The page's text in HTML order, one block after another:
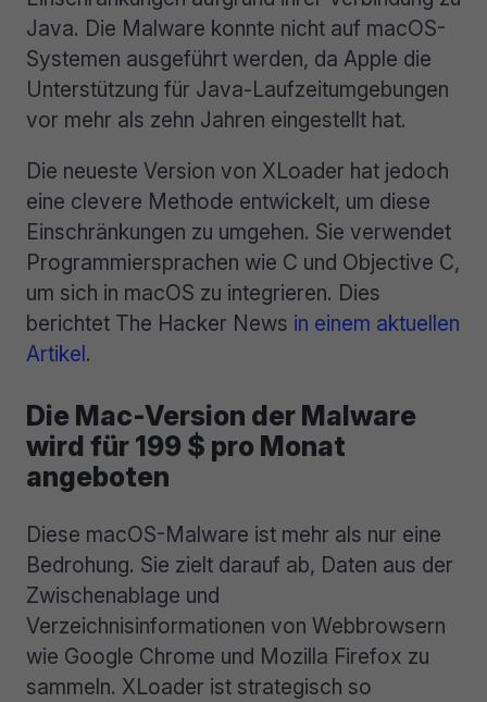
Java. Die Malware konnte nicht auf macOS-
Systemen ausgeführt werden, da Apple die
Unterstützung für Java-Laufzeitumgebungen
vor mehr als zehn Jahren eingestellt hat.
Die neueste Version von XLoader hat jedoch
eine clevere Methode entwickelt, um diese
Einschränkungen zu umgehen. Sie verwendet
Programmiersprachen wie C und Objective C,
um sich in macOS zu integrieren. Dies
berichtet The Hacker News in einem aktuellen
Artikel.
Die Mac-Version der Malware
wird für 199 $ pro Monat
angeboten
Diese macOS-Malware ist mehr als nur eine
Bedrohung. Sie zielt darauf ab, Daten aus der
Zwischenablage und
Verzeichnisinformationen von Webbrowsern
wie Google Chrome und Mozilla Firefox zu
sammeln. XLoader ist strategisch so